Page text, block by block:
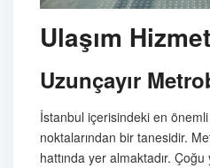
Ulaşım
Uzunçayır
İstanbul içerisindeki en
noktalarından bir tanesidir.
hattında yer almaktadır.